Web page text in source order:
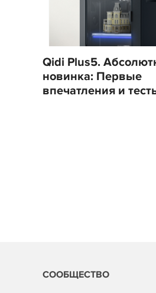
Qidi Plus5.
новинка: Первые
впечатления и
СООБЩЕСТВО